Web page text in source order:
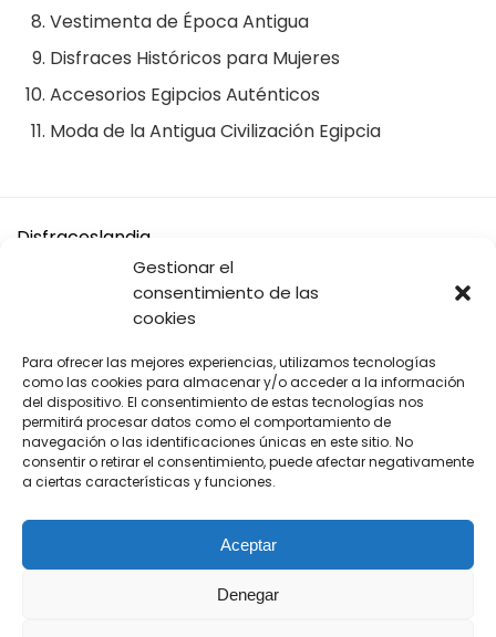
Gestionar el
consentimiento de las
cookies
Para ofrecer las mejores experiencias, utilizamos tecnologías
como las cookies para almacenar y/o acceder a la información
del dispositivo. El consentimiento de estas tecnologías nos
permitirá procesar datos como el comportamiento de
navegación o las identificaciones únicas en este sitio. No
consentir o retirar el consentimiento, puede afectar negativamente
a ciertas características y funciones.
Aceptar
Denegar
Vestimenta de Época Antigua
Disfraces Históricos para Mujeres
Accesorios Egipcios Auténticos
Moda de la Antigua Civilización Egipcia
Disfraceslandia
Buscamos Disfraces Originales y divertidos, así como todo
tipo de accesorios y complementos para tu disfraz o tus
A cambio solo te pedimos que si vas a comprar en Amazon,
compres desde nuestros enlaces.
De cada venta recibimos una pequeña comisión para seguir
manteniendo este sitio web tan original y divertido para ti.